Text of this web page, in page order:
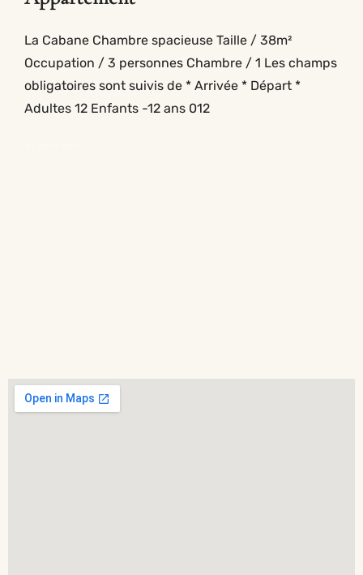
La Cabane Chambre spacieuse Taille / 38m²
Occupation / 3 personnes Chambre / 1 Les champs
obligatoires sont suivis de * Arrivée * Départ *
Adultes 12 Enfants -12 ans 012